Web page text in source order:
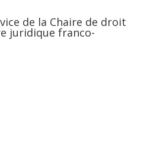
de la Chaire de droit
juridique franco-